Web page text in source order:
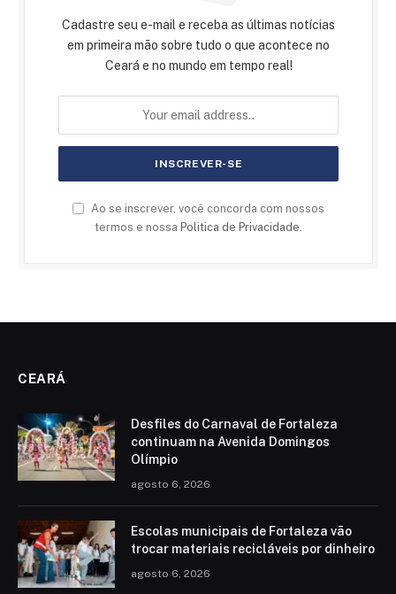
Cadastre seu e-mail e receba as últimas notícias
em primeira mão sobre tudo o que acontece no
Ceará e no mundo em tempo real!
Ao se inscrever, você concorda com nossos
termos e nossa Politica de Privacidade
CEARÁ
Desfiles do Carnaval de Fortaleza
continuam na Avenida Domingos
Olímpio
agosto 6, 2026
Escolas municipais de Fortaleza vão
trocar materiais recicláveis por dinheiro
agosto 6, 2026